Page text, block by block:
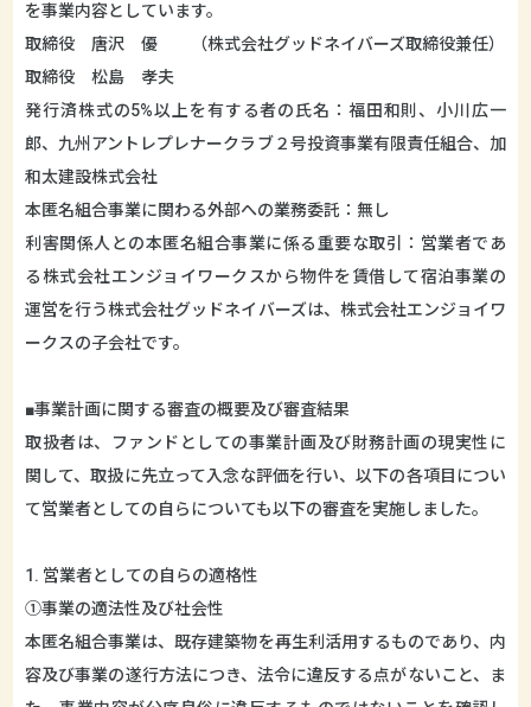
を事業内容としています。
取締役 唐沢 優 （株式会社グッドネイバーズ取締役兼任）
取締役 松島 孝夫
発行済株式の5%以上を有する者の氏名：福田和則、小川広一
郎、九州アントレプレナークラブ２号投資事業有限責任組合、加
和太建設株式会社
本匿名組合事業に関わる外部への業務委託：無し
利害関係人との本匿名組合事業に係る重要な取引：営業者であ
る株式会社エンジョイワークスから物件を賃借して宿泊事業の
運営を行う株式会社グッドネイバーズは、株式会社エンジョイワ
ークスの子会社です。
■事業計画に関する審査の概要及び審査結果
取扱者は、ファンドとしての事業計画及び財務計画の現実性に
関して、取扱に先立って入念な評価を行い、以下の各項目につい
て営業者としての自らについても以下の審査を実施しました。
1. 営業者としての自らの適格性
①事業の適法性及び社会性
本匿名組合事業は、既存建築物を再生利活用するものであり、内
容及び事業の遂行方法につき、法令に違反する点がないこと、ま